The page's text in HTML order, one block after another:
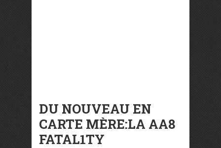
DU NOUVEAU EN
CARTE MÈRE:LA AA8
FATAL1TY